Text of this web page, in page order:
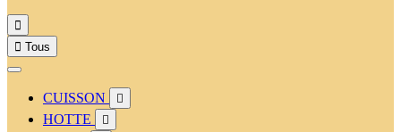

 Tous
CUISSON 
HOTTE 